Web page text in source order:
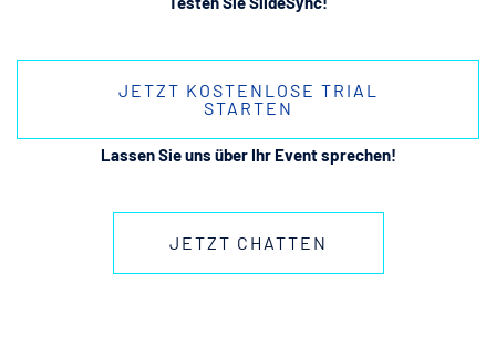
JETZT KOSTENLOSE TRIAL
STARTEN
Lassen Sie uns über Ihr Event sprechen!
JETZT CHATTEN